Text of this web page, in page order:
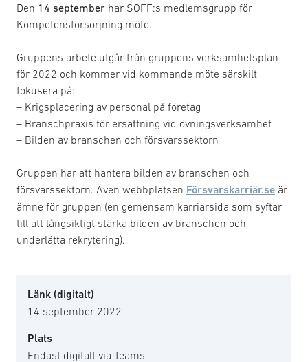
Den 14 september har SOFF:s medlemsgrupp för
Kompetensförsörjning möte.
Gruppens arbete utgår från gruppens verksamhetsplan
för 2022 och kommer vid kommande möte särskilt
fokusera på:
– Krigsplacering av personal på företag
– Branschpraxis för ersättning vid övningsverksamhet
– Bilden av branschen och försvarssektorn
Gruppen har att hantera bilden av branschen och
försvarssektorn. Även webbplatsen Försvarskarriär.se är
ämne för gruppen (en gemensam karriärsida som syftar
till att långsiktigt stärka bilden av branschen och
underlätta rekrytering).
Länk (digitalt)
14 september 2022
Plats
Endast digitalt via Teams